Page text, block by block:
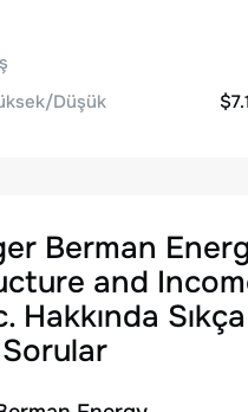
Düşük
Berman
and
Hakkında Sıkça